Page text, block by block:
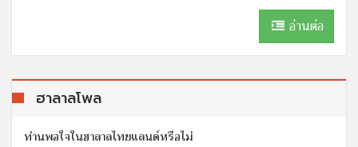
อ่านต่อ
ฮาลาลโพล
ท่านพอใจในฮาลาลไทยแลนด์หรือไม่